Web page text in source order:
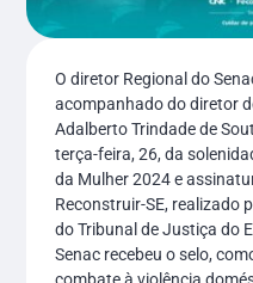
O diretor Regional do
acompanhado do diretor
Adalberto Trindade de
terça-feira, 26, da
da Mulher 2024 e
Reconstruir-SE, realizado
do Tribunal de Justiça do
Senac recebeu o selo,